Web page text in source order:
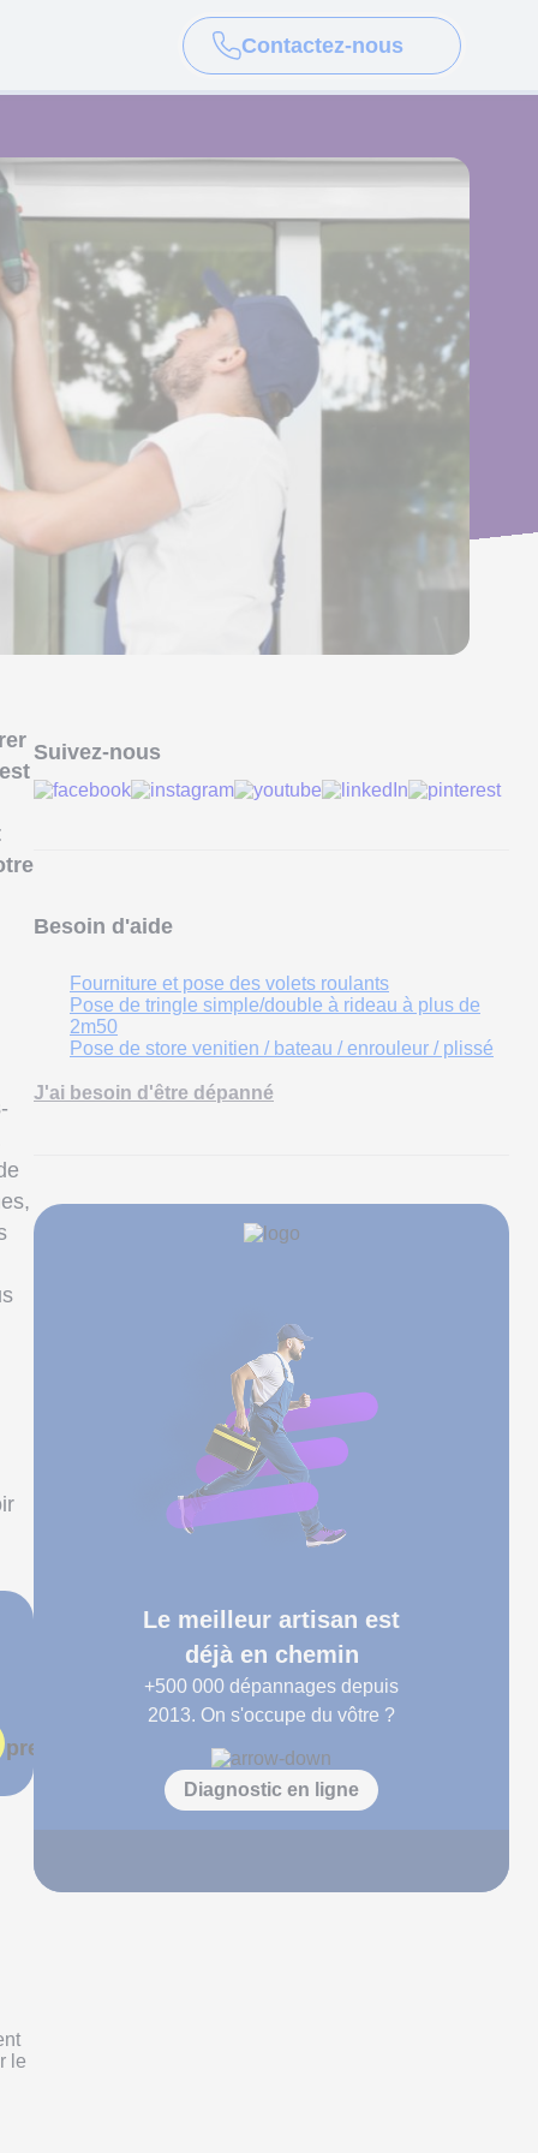
Contactez-nous
prends rendez-vous
le
Suivez-nous
Besoin d'aide
Fourniture et pose des volets roulants
Pose de tringle simple/double à rideau à plus de
2m50
Pose de store venitien / bateau / enrouleur / plissé
J'ai besoin d'être dépanné
Le meilleur artisan est
déjà en chemin
+500 000 dépannages depuis
2013. On s'occupe du vôtre ?
Diagnostic en ligne